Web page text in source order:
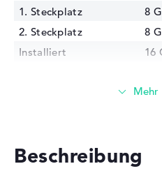
1. Steckplatz
8
2. Steckplatz
8
Installiert
16
Schnittstelle
Beschreibung